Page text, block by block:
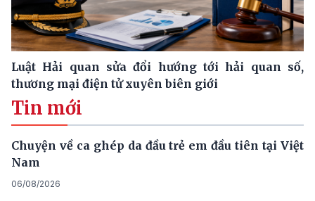
Luật Hải quan sửa đổi hướng tới hải quan số,
thương mại điện tử xuyên biên giới
Tin mới
Chuyện về ca ghép da đầu trẻ em đầu tiên tại Việt
Nam
06/08/2026